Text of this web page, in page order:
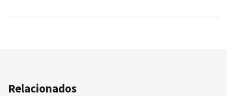
Relacionados